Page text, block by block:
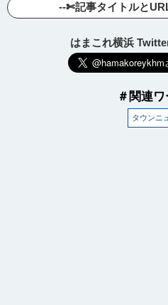
--✄記事タイトルと
はまこれ横浜
＃関連ワ
タウンニ